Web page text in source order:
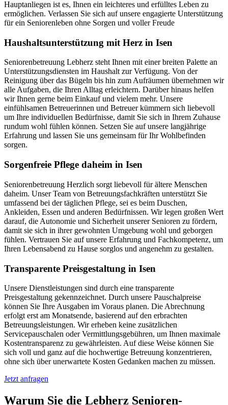
Hauptanliegen ist es, Ihnen ein leichteres und erfülltes Leben zu
ermöglichen. Verlassen Sie sich auf unsere engagierte Unterstützung
für ein Seniorenleben ohne Sorgen und voller Freude
Haushalts­unterstützung mit Herz in Isen
Seniorenbetreuung Lebherz steht Ihnen mit einer breiten Palette an
Unterstützungsdiensten im Haushalt zur Verfügung. Von der
Reinigung über das Bügeln bis hin zum Aufräumen übernehmen wir
alle Aufgaben, die Ihren Alltag erleichtern. Darüber hinaus helfen
wir Ihnen gerne beim Einkauf und vielem mehr. Unsere
einfühlsamen Betreuerinnen und Betreuer kümmern sich liebevoll
um Ihre individuellen Bedürfnisse, damit Sie sich in Ihrem Zuhause
rundum wohl fühlen können. Setzen Sie auf unsere langjährige
Erfahrung und lassen Sie uns gemeinsam für Ihr Wohlbefinden
sorgen.
Sorgenfreie Pflege daheim in Isen
Seniorenbetreuung Herzlich sorgt liebevoll für ältere Menschen
daheim. Unser Team von Betreuungsfachkräften unterstützt Sie
umfassend bei der täglichen Pflege, sei es beim Duschen,
Ankleiden, Essen und anderen Bedürfnissen. Wir legen großen Wert
darauf, die Autonomie und Sicherheit unserer Senioren zu fördern,
damit sie sich in ihrer gewohnten Umgebung wohl und geborgen
fühlen. Vertrauen Sie auf unsere Erfahrung und Fachkompetenz, um
Ihren Lebensabend zu Hause sorglos und angenehm zu gestalten.
Transparente Preisgestaltung in Isen
Unsere Dienstleistungen sind durch eine transparente
Preisgestaltung gekennzeichnet. Durch unsere Pauschalpreise
können Sie Ihre Ausgaben im Voraus planen. Die Abrechnung
erfolgt erst am Monatsende, basierend auf den erbrachten
Betreuungsleistungen. Wir erheben keine zusätzlichen
Servicepauschalen oder Vermittlungsgebühren, um Ihnen maximale
Kostentransparenz zu gewährleisten. Auf diese Weise können Sie
sich voll und ganz auf die hochwertige Betreuung konzentrieren,
ohne sich über unerwartete Kosten Gedanken machen zu müssen.
Jetzt anfragen
Warum Sie die Lebherz Senioren­